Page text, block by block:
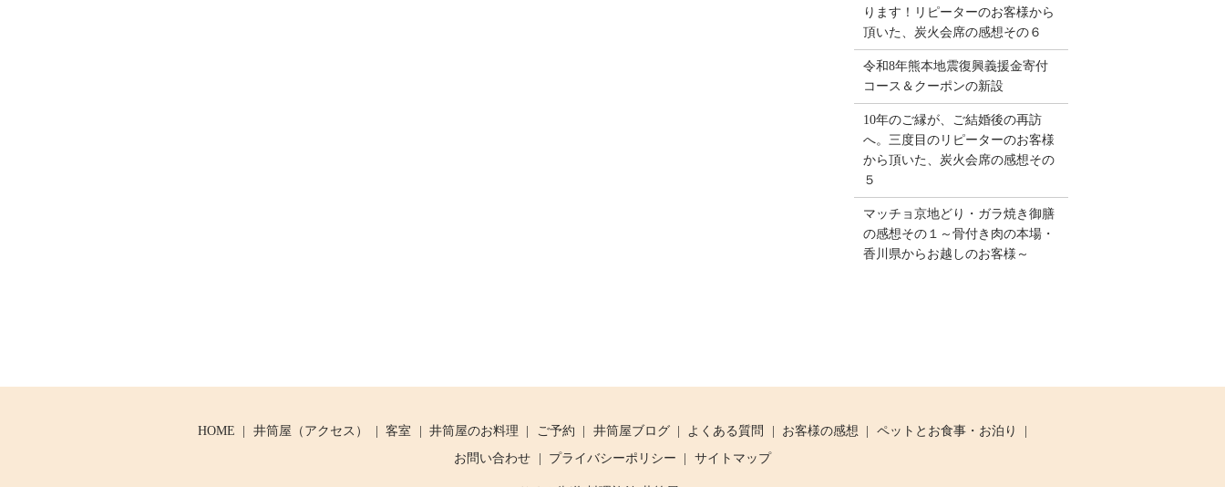
ります！リピーターのお客様から
頂いた、炭火会席の感想その６
令和8年熊本地震復興義援金寄付
コース＆クーポンの新設
10年のご縁が、ご結婚後の再訪
へ。三度目のリピーターのお客様
から頂いた、炭火会席の感想その
５
マッチョ京地どり・ガラ焼き御膳
の感想その１～骨付き肉の本場・
香川県からお越しのお客様～
HOME 井筒屋（アクセス） 客室 井筒屋のお料理 ご予約 井筒屋ブログ よくある質問 お客様の感想
ペットとお食事・お泊り
お問い合わせ
プライバシーポリシー サイトマップ